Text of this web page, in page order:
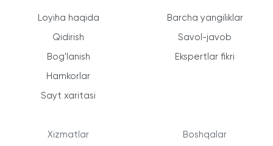
Loyiha haqida
Qidirish
Bog'lanish
Hamkorlar
Sayt xaritasi
Xizmatlar
Barcha yangiliklar
Savol-javob
Ekspertlar fikri
Boshqalar